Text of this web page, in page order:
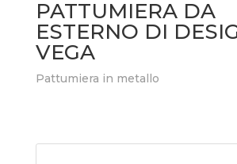
PATTUMIERA DA
ESTERNO DI
VEGA
Pattumiera in metallo